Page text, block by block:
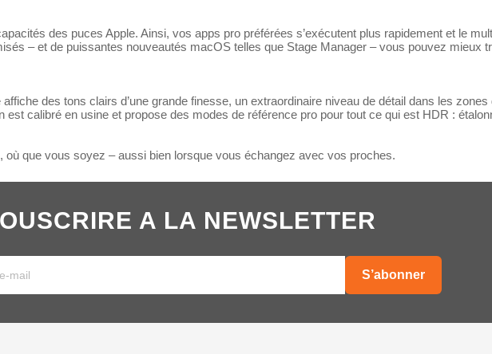
des puces Apple. Ainsi, vos apps pro préférées s’exécutent plus rapidement et le
– et de puissantes nouveautés macOS telles que Stage Manager – vous pouvez mieux
des tons clairs d’une grande finesse, un extra­ordinaire niveau de détail dans les zones
est calibré en usine et propose des modes de référence pro pour tout ce qui est HDR :
où que vous soyez – aussi bien lorsque vous échangez avec vos proches.
A LA NEWSLETTER